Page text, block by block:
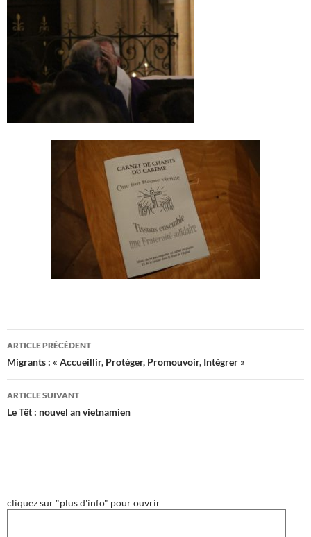
Navigation
des
articles
ARTICLE PRÉCÉDENT
Migrants : « Accueillir, Protéger, Promouvoir, Intégrer »
ARTICLE SUIVANT
Le Têt : nouvel an vietnamien
cliquez sur "plus d'info" pour ouvrir